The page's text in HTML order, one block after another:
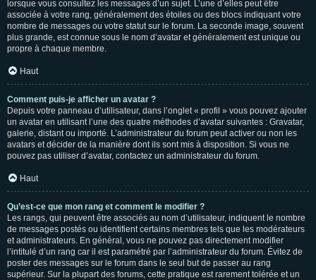
lorsque vous consultez les messages d’un sujet. L’une d’elles peut être
associée à votre rang, généralement des étoiles ou des blocs indiquant votre
nombre de messages ou votre statut sur le forum. La seconde image, souvent
plus grande, est connue sous le nom d’avatar et généralement est unique ou
propre à chaque membre.
Haut
Comment puis-je afficher un avatar ?
Depuis votre panneau d’utilisateur, dans l’onglet « profil » vous pouvez ajouter
un avatar en utilisant l’une des quatre méthodes d’avatar suivantes : Gravatar,
galerie, distant ou importé. L’administrateur du forum peut activer ou non les
avatars et décider de la manière dont ils sont mis à disposition. Si vous ne
pouvez pas utiliser d’avatar, contactez un administrateur du forum.
Haut
Qu’est-ce que mon rang et comment le modifier ?
Les rangs, qui peuvent être associés au nom d’utilisateur, indiquent le nombre
de messages postés ou identifient certains membres tels que les modérateurs
et administrateurs. En général, vous ne pouvez pas directement modifier
l’intitulé d’un rang car il est paramétré par l’administrateur du forum. Évitez de
poster des messages sur le forum dans le seul but de passer au rang
supérieur. Sur la plupart des forums, cette pratique est rarement tolérée et un